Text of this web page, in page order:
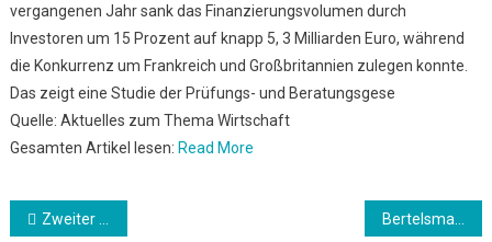
vergangenen Jahr sank das Finanzierungsvolumen durch
Investoren um 15 Prozent auf knapp 5, 3 Milliarden Euro, während
die Konkurrenz um Frankreich und Großbritannien zulegen konnte.
Das zeigt eine Studie der Prüfungs- und Beratungsgese
Quelle: Aktuelles zum Thema Wirtschaft
Gesamten Artikel lesen: Read More
Beitrags-
Zweiter Moia-Geburtstag fällt aus: Betrieb unterbrochen